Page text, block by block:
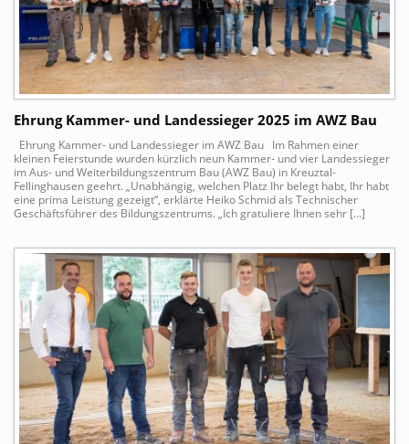
Ehrung Kammer- und Landessieger 2025 im AWZ Bau
Ehrung Kammer- und Landessieger im AWZ Bau Im Rahmen einer
kleinen Feierstunde wurden kürzlich neun Kammer- und vier Landessieger
im Aus- und Weiterbildungszentrum Bau (AWZ Bau) in Kreuztal-
Fellinghausen geehrt. „Unabhängig, welchen Platz Ihr belegt habt, Ihr habt
eine prima Leistung gezeigt“, erklärte Heiko Schmid als Technischer
Geschäftsführer des Bildungszentrums. „Ich gratuliere Ihnen sehr […]